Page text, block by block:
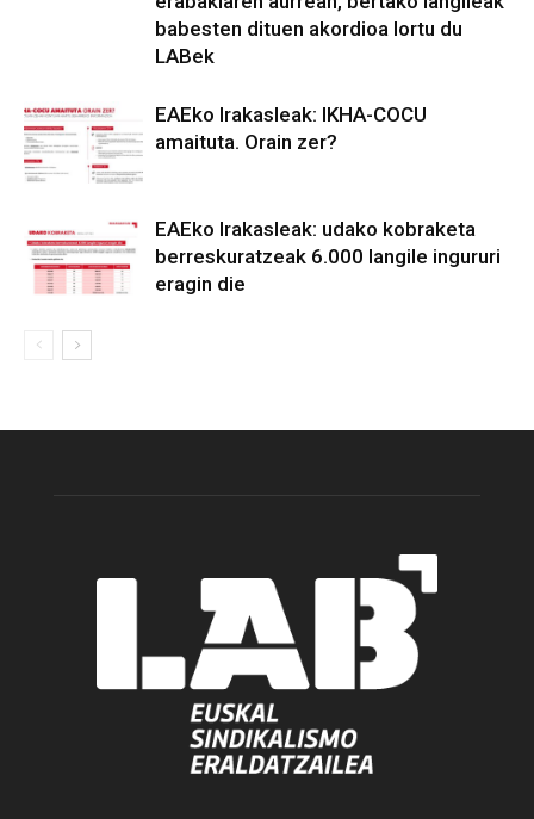
babesten dituen akordioa lortu du
LABek
EAEko Irakasleak: IKHA-COCU
amaituta. Orain zer?
EAEko Irakasleak: udako kobraketa
berreskuratzeak 6.000 langile ingururi
eragin die